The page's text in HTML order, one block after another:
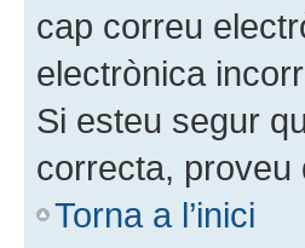
cap correu
electrònica
Si esteu segur
correcta, proveu
Torna a l’inici